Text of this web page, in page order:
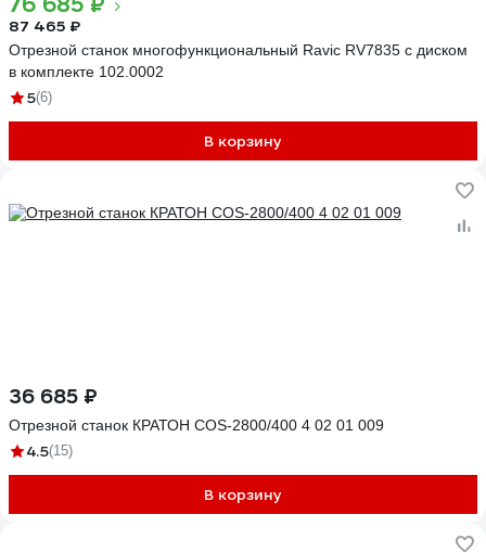
87 465 ₽
Отрезной станок многофункциональный Ravic RV7835 с диском
в комплекте 102.0002
5(6)
В корзину
36 685 ₽
Отрезной станок КРАТОН COS-2800/400 4 02 01 009
4.5(15)
В корзину